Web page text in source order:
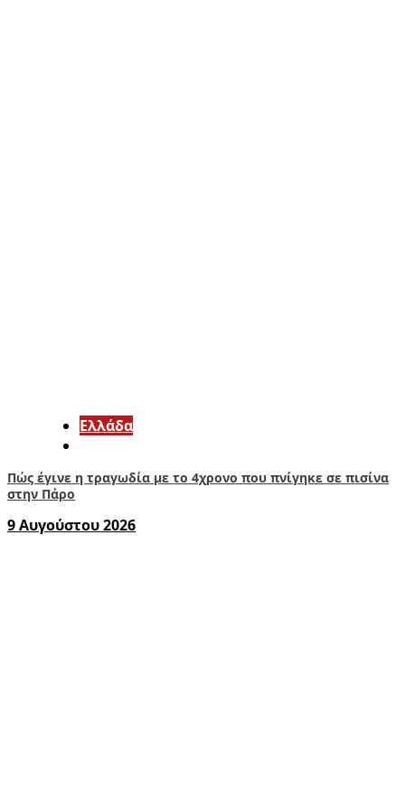
Ελλάδα
Πώς έγινε η τραγωδία με το 4χρονο που πνίγηκε σε πισίνα
στην Πάρο
9 Αυγούστου 2026